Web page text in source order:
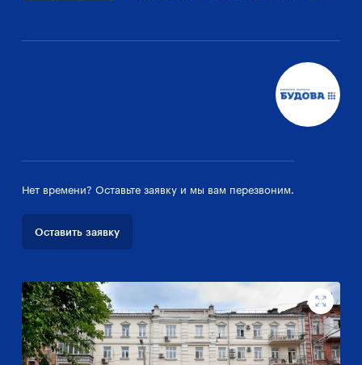
Нет времени? Оставьте заявку и мы вам перезвоним.
Оставить заявку